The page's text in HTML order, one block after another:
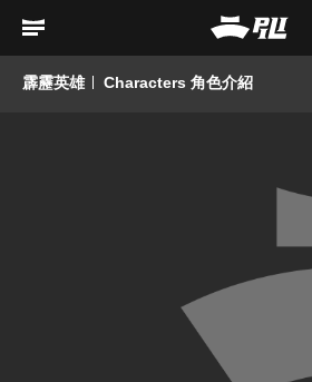
霹靂英雄 Characters 角色介紹